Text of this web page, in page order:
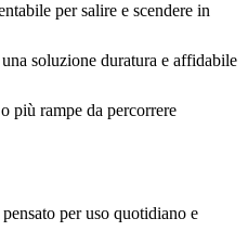
per salire e scendere in
soluzione duratura e affidabile
più rampe da percorrere
per uso quotidiano e